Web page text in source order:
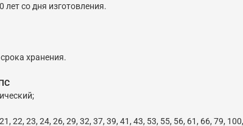
со дня изготовления.
хранения.
22, 23, 24, 26, 29, 32, 37, 39, 41, 43, 53, 55, 56, 61, 66, 79,